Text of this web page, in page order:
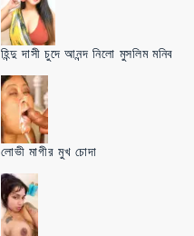
হিন্দু দাসী চুদে আনন্দ নিলো মুসলিম মনিব
লোভী মাগীর মুখ চোদা